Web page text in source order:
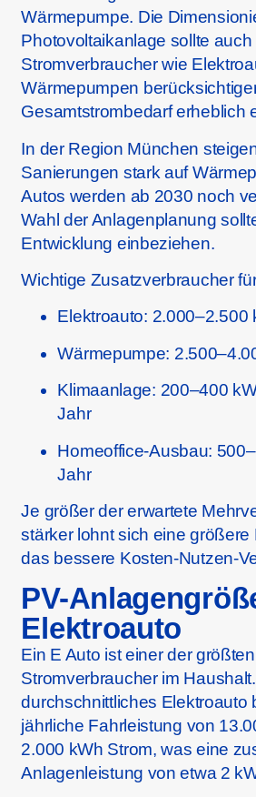
Wärmepumpe. Die
Photovoltaikanlage sollte
Stromverbraucher wie
Wärmepumpen
Gesamtstrombedarf erheblich
In der Region München
Sanierungen stark auf
Autos werden ab 2030 noch
Wahl der Anlagenplanung
Entwicklung einbeziehen.
Wichtige Zusatzverbraucher
Elektroauto: 2.000–2.500
Wärmepumpe:
Klimaanlage: 200–400
Jahr
Homeoffice-Ausbau:
Jahr
Je größer der erwartete
stärker lohnt sich eine größere
das bessere Kosten-Nutzen-
PV-
Elektroauto
Ein E Auto ist einer der
Stromverbraucher im
durchschnittliches Elektroauto
jährliche Fahrleistung von
2.000 kWh Strom, was eine
Anlagenleistung von etwa 2